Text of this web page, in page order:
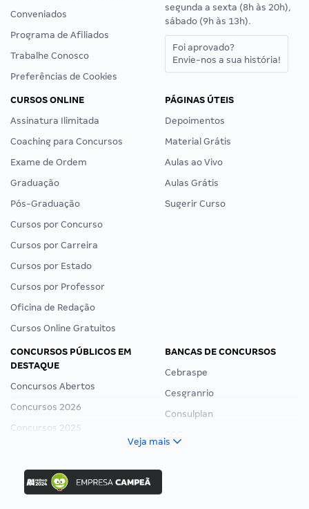
Conveniados
Programa de Afiliados
Trabalhe Conosco
Preferências de Cookies
segunda a sexta (8h às 20h),
sábado (9h às 13h).
Foi aprovado?
Envie-nos a sua história!
CURSOS ONLINE
Assinatura Ilimitada
Coaching para Concursos
Exame de Ordem
Graduação
Pós-Graduação
Cursos por Concurso
Cursos por Carreira
Cursos por Estado
Cursos por Professor
Oficina de Redação
Cursos Online Gratuitos
PÁGINAS ÚTEIS
Depoimentos
Material Grátis
Aulas ao Vivo
Aulas Grátis
Sugerir Curso
CONCURSOS PÚBLICOS EM
DESTAQUE
Concursos Abertos
Concursos 2026
Concursos 2025
Concurso Ibama
Concurso MPU
BANCAS DE CONCURSOS
Cebraspe
Cesgranrio
Consulplan
Veja mais